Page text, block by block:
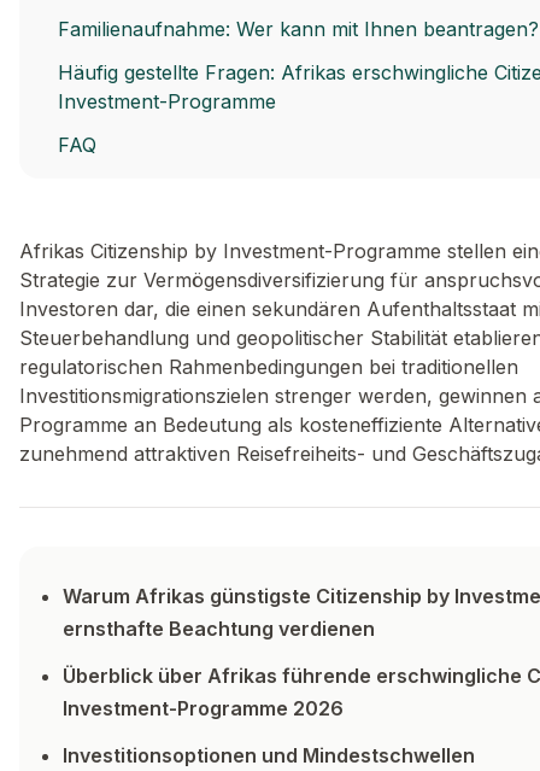
Familienaufnahme: Wer kann mit Ihnen beantragen?
Häufig gestellte Fragen: Afrikas erschwingliche
Investment-Programme
FAQ
Afrikas Citizenship by Investment-Programme stellen
Strategie zur Vermögensdiversifizierung für
Investoren dar, die einen sekundären Aufenthaltsstaat
Steuerbehandlung und geopolitischer Stabilität
regulatorischen Rahmenbedingungen bei traditionellen
Investitionsmigrationszielen strenger werden, gewinnen
Programme an Bedeutung als kosteneffiziente
zunehmend attraktiven Reisefreiheits- und
Warum Afrikas günstigste Citizenship by
ernsthafte Beachtung verdienen
Überblick über Afrikas führende erschwingliche
Investment-Programme 2026
Investitionsoptionen und Mindestschwellen